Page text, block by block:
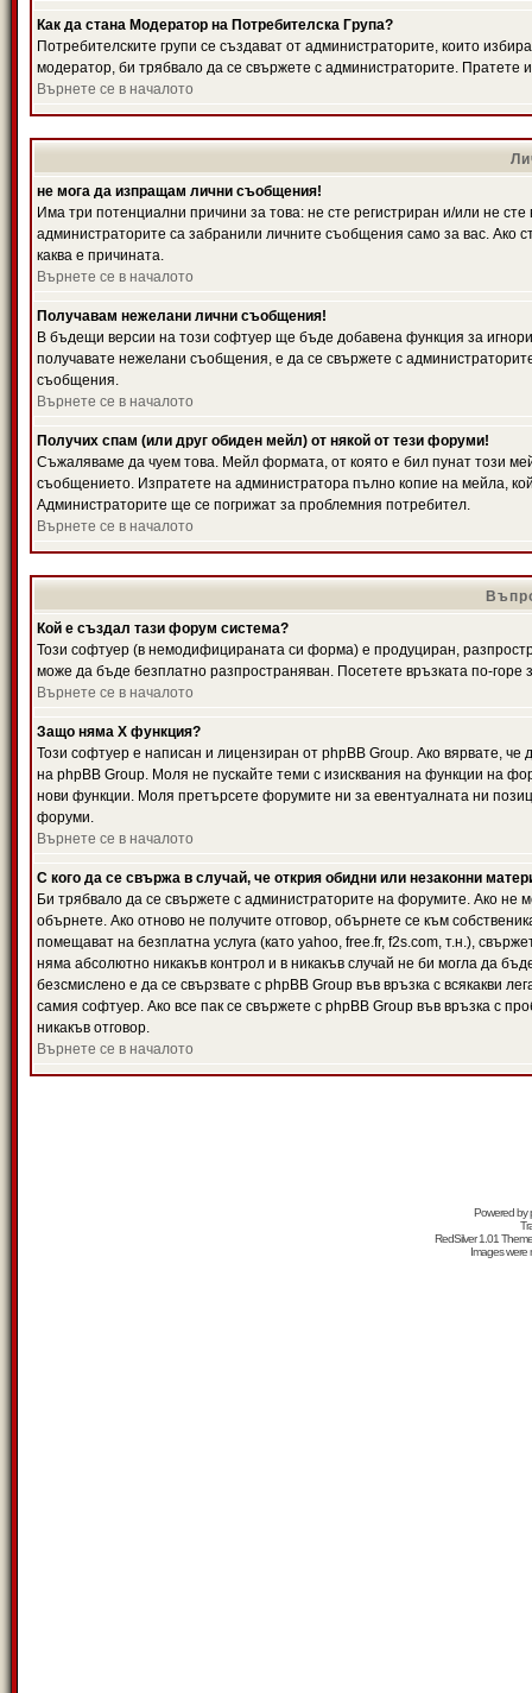
Как да стана Модератор на Потребителска Група?
Потребителските групи се създават от администраторите, които
модератор, би трябвало да се свържете с администраторите.
Върнете се в началото
не мога да изпращам лични съобщения!
Има три потенциални причини за това: не сте регистриран и/или не
администраторите са забранили личните съобщения само за вас. Ако
каква е причината.
Върнете се в началото
Получавам нежелани лични съобщения!
В бъдещи версии на този софтуер ще бъде добавена функция за
получавате нежелани съобщения, е да се свържете с
съобщения.
Върнете се в началото
Получих спам (или друг обиден мейл) от някой от тези форуми!
Съжаляваме да чуем това. Мейл формата, от която е бил пунат този
съобщението. Изпратете на администратора пълно копие на мейла,
Администраторите ще се погрижат за проблемния потребител.
Върнете се в началото
Кой е създал тази форум система?
Този софтуер (в немодифицираната си форма) е продуциран,
може да бъде безплатно разпространяван. Посетете връзката по-горе
Върнете се в началото
Защо няма X функция?
Този софтуер е написан и лицензиран от phpBB Group. Ако вярвате,
на phpBB Group. Моля не пускайте теми с изисквания на функции на
нови функции. Моля претърсете форумите ни за евентуалната ни
форуми.
Върнете се в началото
С кого да се свържа в случай, че открия обидни или незаконни
Би трябвало да се свържете с администраторите на форумите. Ако не
обърнете. Ако отново не получите отговор, обърнете се към
помещават на безплатна услуга (като yahoo, free.fr, f2s.com, т.н.),
няма абсолютно никакъв контрол и в никакъв случай не би могла да
безсмислено е да се свързвате с phpBB Group във връзка с всякакви
самия софтуер. Ако все пак се свържете с phpBB Group във връзка с
никакъв отговор.
Върнете се в началото
Powered by
RedSilver 1.01
Images were